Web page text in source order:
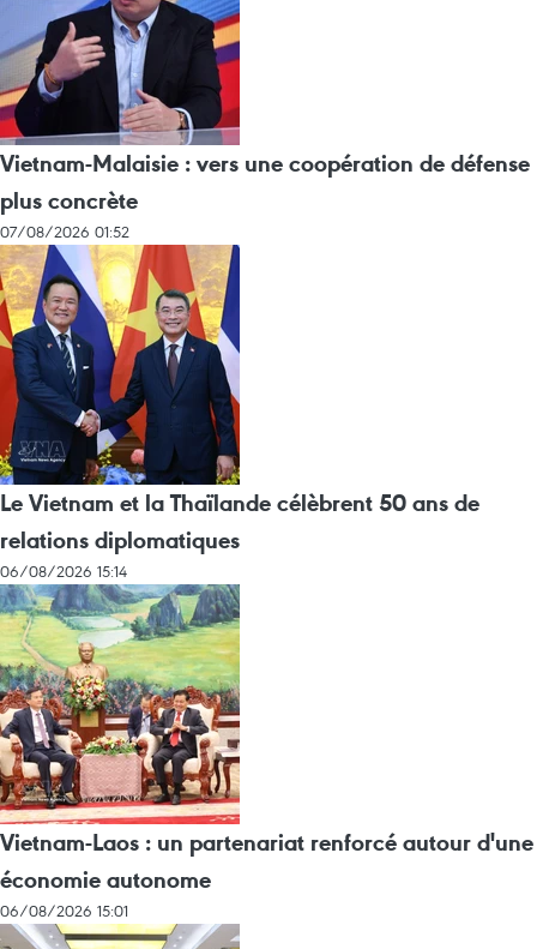
Vietnam-Malaisie : vers une coopération de défense
plus concrète
07/08/2026 01:52
Le Vietnam et la Thaïlande célèbrent 50 ans de
relations diplomatiques
06/08/2026 15:14
Vietnam-Laos : un partenariat renforcé autour d'une
économie autonome
06/08/2026 15:01